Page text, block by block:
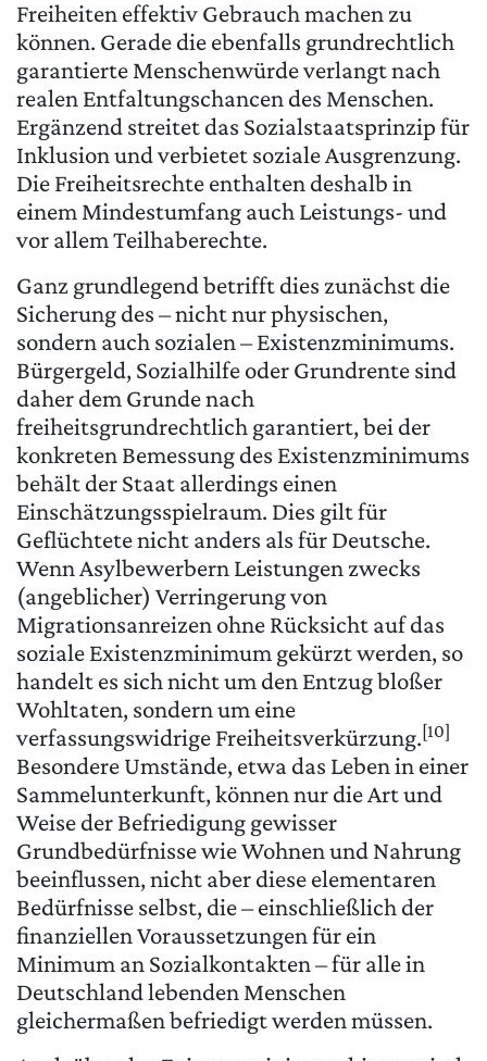
Freiheiten effektiv Gebrauch machen zu
können. Gerade die ebenfalls grundrechtlich
garantierte Menschenwürde verlangt nach
realen Entfaltungschancen des Menschen.
Ergänzend streitet das Sozialstaatsprinzip für
Inklusion und verbietet soziale Ausgrenzung.
Die Freiheitsrechte enthalten deshalb in
einem Mindestumfang auch Leistungs- und
vor allem Teilhaberechte.
Ganz grundlegend betrifft dies zunächst die
Sicherung des – nicht nur physischen,
sondern auch sozialen – Existenzminimums.
Bürgergeld, Sozialhilfe oder Grundrente sind
daher dem Grunde nach
freiheitsgrundrechtlich garantiert, bei der
konkreten Bemessung des Existenzminimums
behält der Staat allerdings einen
Einschätzungsspielraum. Dies gilt für
Geflüchtete nicht anders als für Deutsche.
Wenn Asylbewerbern Leistungen zwecks
(angeblicher) Verringerung von
Migrationsanreizen ohne Rücksicht auf das
soziale Existenzminimum gekürzt werden, so
handelt es sich nicht um den Entzug bloßer
Wohltaten, sondern um eine
verfassungswidrige Freiheitsverkürzung.[10]
Besondere Umstände, etwa das Leben in einer
Sammelunterkunft, können nur die Art und
Weise der Befriedigung gewisser
Grundbedürfnisse wie Wohnen und Nahrung
beeinflussen, nicht aber diese elementaren
Bedürfnisse selbst, die – einschließlich der
finanziellen Voraussetzungen für ein
Minimum an Sozialkontakten – für alle in
Deutschland lebenden Menschen
gleichermaßen befriedigt werden müssen.